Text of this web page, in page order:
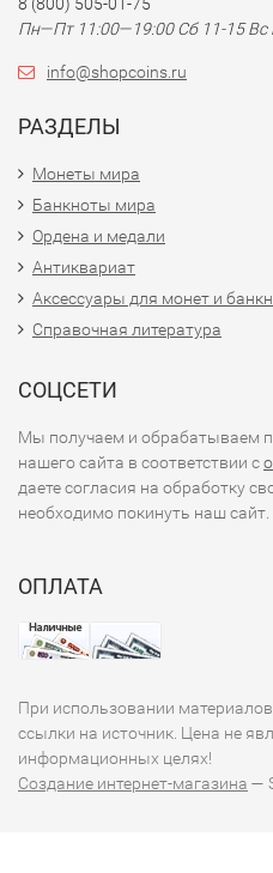
Пн—Пт 11:00—19:00 Сб 11-15 Вс
info@shopcoins.ru
РАЗДЕЛЫ
Монеты мира
Банкноты мира
Ордена и медали
Антиквариат
Аксессуары для монет и
Справочная литература
СОЦСЕТИ
Мы получаем и обрабатываем
нашего сайта в соответствии с
даете согласия на обработку
необходимо покинуть наш сайт.
ОПЛАТА
При использовании
ссылки на источник. Цена не
информационных целях!
Создание интернет-магазина —